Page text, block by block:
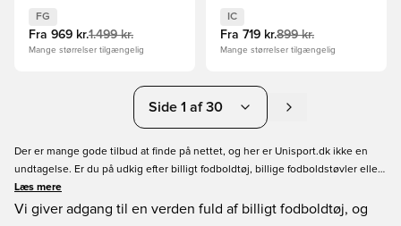
FG
Fra 969 kr.1.499 kr.
Mange størrelser tilgængelig
IC
Fra 719 kr.899 kr.
Mange størrelser tilgængelig
Side 1 af 30
Der er mange gode tilbud at finde på nettet, og her er Unisport.dk ikke en
undtagelse. Er du på udkig efter billigt fodboldtøj, billige fodboldstøvler eller
nogle fodboldtrøjer til billige penge, så finder du et stort udvalg ved at vælge
webshoppen og gå efter produkter på tilbud.
Læs mere
Vi giver adgang til en verden fuld af billigt fodboldtøj, og